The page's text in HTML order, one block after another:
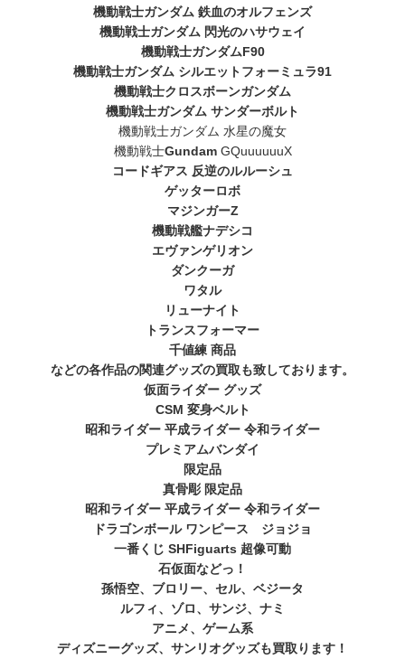
機動戦士ガンダム 鉄血のオルフェンズ
機動戦士ガンダム 閃光のハサウェイ
機動戦士ガンダムF90
機動戦士ガンダム シルエットフォーミュラ91
機動戦士クロスボーンガンダム
機動戦士ガンダム サンダーボルト
機動戦士ガンダム 水星の魔女
機動戦士GundamGQuuuuuuX
コードギアス 反逆のルルーシュ
ゲッターロボ
マジンガーZ
機動戦艦ナデシコ
エヴァンゲリオン
ダンクーガ
ワタル
リューナイト
トランスフォーマー
千値練 商品
などの各作品の関連グッズの買取も致しております。
仮面ライダー グッズ
CSM 変身ベルト
昭和ライダー 平成ライダー 令和ライダー
プレミアムバンダイ
限定品
真骨彫 限定品
昭和ライダー 平成ライダー 令和ライダー
ドラゴンボール ワンピース ジョジョ
一番くじ SHFiguarts 超像可動
石仮面などっ！
孫悟空、ブロリー、セル、ベジータ
ルフィ、ゾロ、サンジ、ナミ
アニメ、ゲーム系
ディズニーグッズ、サンリオグッズも買取ります！